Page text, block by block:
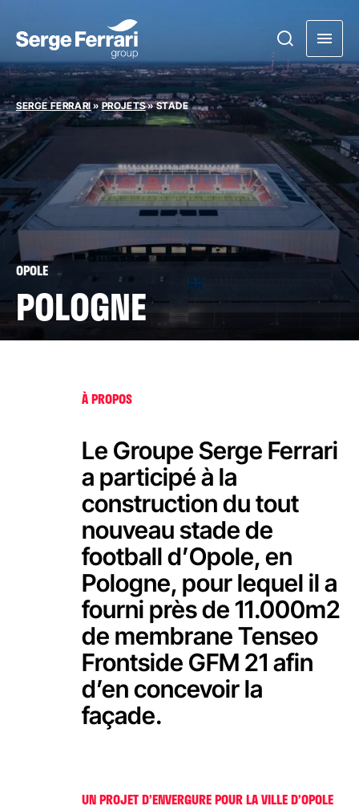
SERGE FERRARI» PROJETS»STADE
OPOLE
POLOGNE
sportif et durable
À PROPOS
Le Groupe Serge Ferrari
a participé à la
construction du tout
nouveau stade de
football d’Opole, en
Pologne, pour lequel il a
fourni près de 11.000m2
de membrane Tenseo
Frontside GFM 21 afin
d’en concevoir la
façade.
UN PROJET D’ENVERGURE POUR LA VILLE D’OPOLE